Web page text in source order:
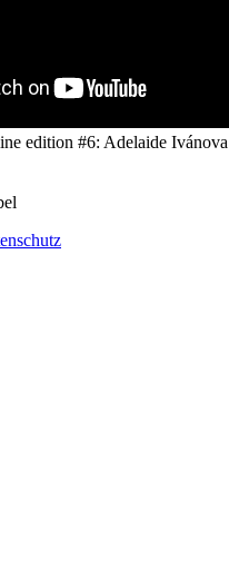
edition #6: Adelaide Ivánova